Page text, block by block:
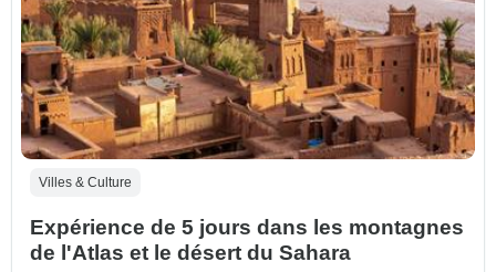
Villes & Culture
Expérience de 5 jours dans les montagnes
de l'Atlas et le désert du Sahara